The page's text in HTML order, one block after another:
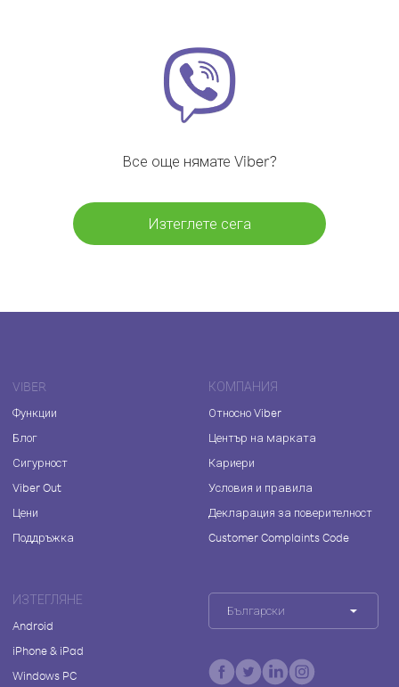
Все още нямате Viber?
Изтеглете сега
VIBER
Функции
Блог
Сигурност
Viber Out
Цени
Поддръжка
КОМПАНИЯ
Относно Viber
Център на марката
Кариери
Условия и правила
Декларация за поверителност
Customer Complaints Code
ИЗТЕГЛЯНЕ
Android
iPhone & iPad
Windows PC
Български